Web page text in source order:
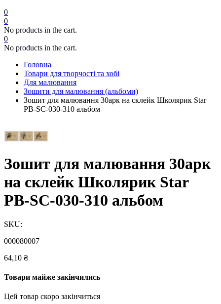
0
0
No products in the cart.
0
No products in the cart.
Головна
Товари для творчості та хобі
Для малювання
Зошити для малювання (альбоми)
Зошит для малювання 30арк на склейк Школярик Star
PB-SC-030-310 альбом
Зошит для малювання 30арк
на склейк Школярик Star
PB-SC-030-310 альбом
SKU:
000080007
64,10 ₴
Товари майже закінчились
Цей товар скоро закінчиться